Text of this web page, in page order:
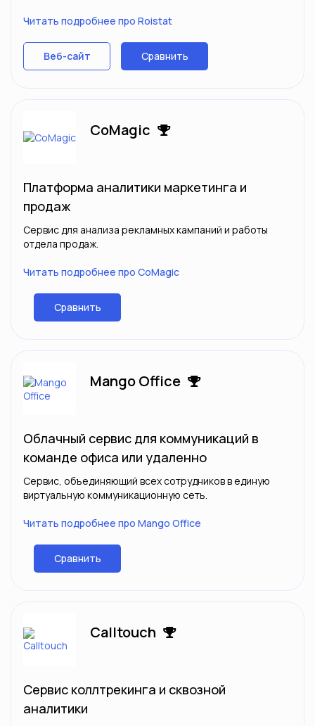
Читать подробнее про Roistat
Веб-сайт Сравнить
CoMagic
Платформа аналитики маркетинга и
продаж
Сервис для анализа рекламных кампаний и работы
отдела продаж.
Читать подробнее про CoMagic
Сравнить
Mango Office
Облачный сервис для коммуникаций в
команде офиса или удаленно
Сервис, объединяющий всех сотрудников в единую
виртуальную коммуникационную сеть.
Читать подробнее про Mango Office
Сравнить
Calltouch
Сервис коллтрекинга и сквозной
аналитики